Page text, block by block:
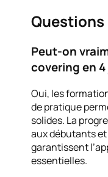
Questions
Peut-on
covering en
Oui, les
de pratique
solides. La
aux débutants
garantissent
essentielles.